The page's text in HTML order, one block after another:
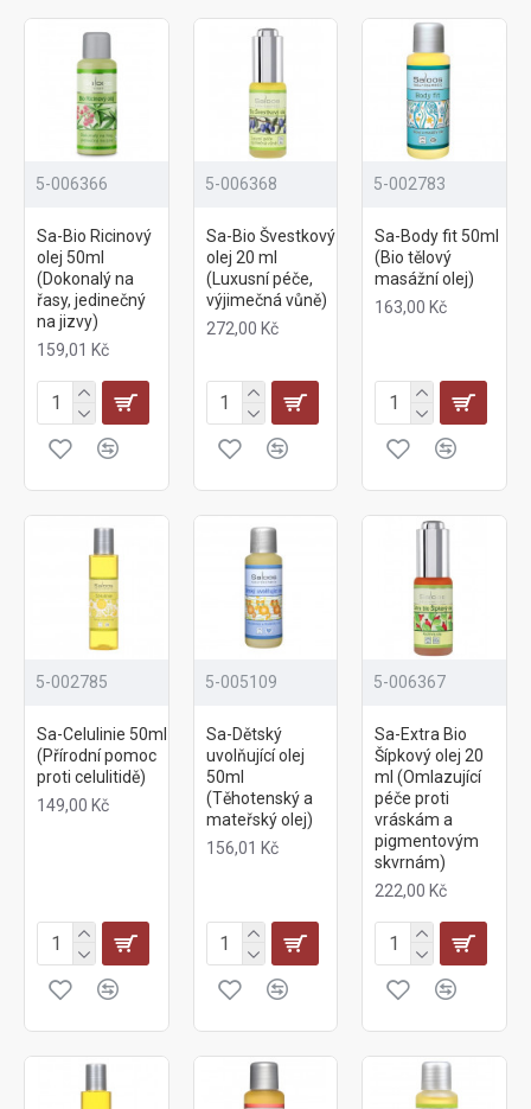
5-006366
Sa-Bio Ricinový
olej 50ml
(Dokonalý na
řasy, jedinečný
na jizvy)
159,01 Kč
5-006368
Sa-Bio Švestkový
olej 20 ml
(Luxusní péče,
výjimečná vůně)
272,00 Kč
5-002783
Sa-Body fit 50ml
(Bio tělový
masážní olej)
163,00 Kč
5-002785
Sa-Celulinie 50ml
(Přírodní pomoc
proti celulitidě)
149,00 Kč
5-005109
Sa-Dětský
uvolňující olej
50ml
(Těhotenský a
mateřský olej)
156,01 Kč
5-006367
Sa-Extra Bio
Šípkový olej 20
ml (Omlazující
péče proti
vráskám a
pigmentovým
skvrnám)
222,00 Kč